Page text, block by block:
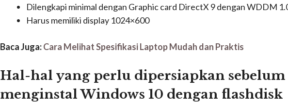
Dilengkapi minimal dengan Graphic card DirectX 9 dengan WDDM
Harus memiliki display 1024×600
Baca Juga:Cara Melihat Spesifikasi Laptop Mudah dan Praktis
Hal-hal yang perlu dipersiapkan sebelum
menginstal Windows 10 dengan flashdisk